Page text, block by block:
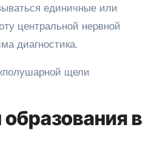
единичные или
центральной нервной
диагностика.
в